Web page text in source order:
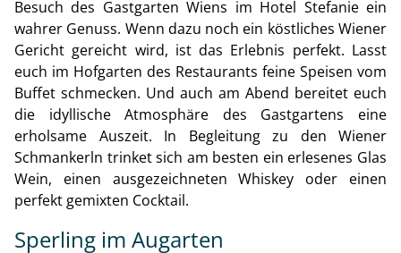
Besuch des Gastgarten Wiens im Hotel Stefanie ein
wahrer Genuss. Wenn dazu noch ein köstliches Wiener
Gericht gereicht wird, ist das Erlebnis perfekt. Lasst
euch im Hofgarten des Restaurants feine Speisen vom
Buffet schmecken. Und auch am Abend bereitet euch
die idyllische Atmosphäre des Gastgartens eine
erholsame Auszeit. In Begleitung zu den Wiener
Schmankerln trinket sich am besten ein erlesenes Glas
Wein, einen ausgezeichneten Whiskey oder einen
perfekt gemixten Cocktail.
Sperling im Augarten